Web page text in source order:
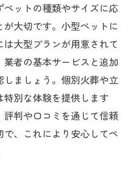
ットの種類やサイズに応
大切です。小型ペットに
大型プランが用意されて
者の基本サービスと追加
ましょう。個別火葬や立
別な体験を提供します
判や口コミを通じて信頼
、これにより安心してペ